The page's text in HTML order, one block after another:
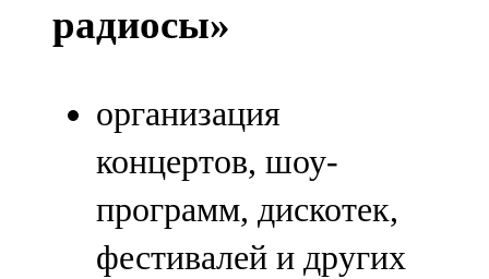
радиосы»
организация
концертов, шоу-
программ, дискотек,
фестивалей и других